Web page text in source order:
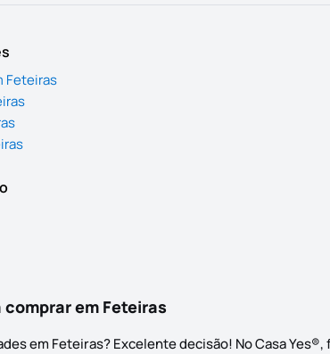
Feteiras
em Feteiras
em Feteiras? Excelente decisão! No Casa